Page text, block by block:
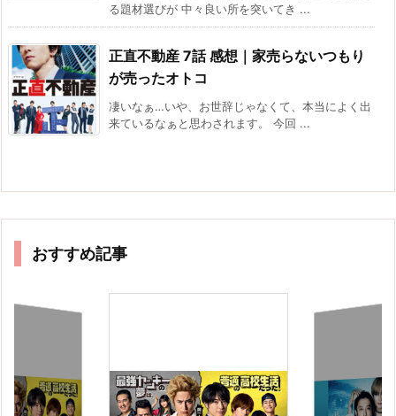
る題材選びが 中々良い所を突いてき ...
正直不動産 7話 感想｜家売らないつもり
が売ったオトコ
凄いなぁ…いや、お世辞じゃなくて、本当によく出
来ているなぁと思わされます。 今回 ...
おすすめ記事